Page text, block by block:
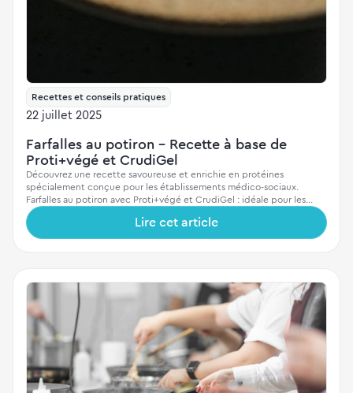
Recettes et conseils pratiques
22 juillet 2025
Farfalles au potiron – Recette à base de
Proti+végé et CrudiGel
Découvrez une recette savoureuse et enrichie en protéines
spécialement conçue pour les établissements médico-sociaux.
Farfalles au potiron avec Proti+végé et CrudiGel : idéale pour les
régimes texture modifiée.
Lire cet article